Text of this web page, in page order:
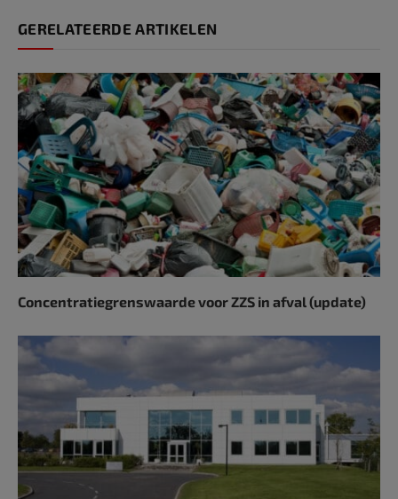
GERELATEERDE ARTIKELEN
Concentratiegrenswaarde voor ZZS in afval (update)